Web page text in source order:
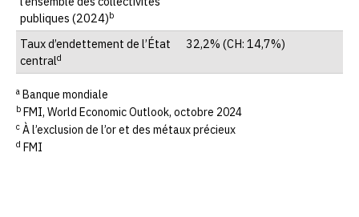
publiques (2024)b
Taux d’endettement de l’État
centrald
32,2% (CH: 14,7%)
a Banque mondiale
b FMI, World Economic Outlook, octobre 2024
c À l’exclusion de l’or et des métaux précieux
d FMI